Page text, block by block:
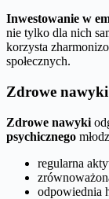
Inwestowanie w
nie tylko dla nich
korzysta
społecznych.
Zdrowe
Zdrowe nawyki
psychicznego
regularna
odpowiednia